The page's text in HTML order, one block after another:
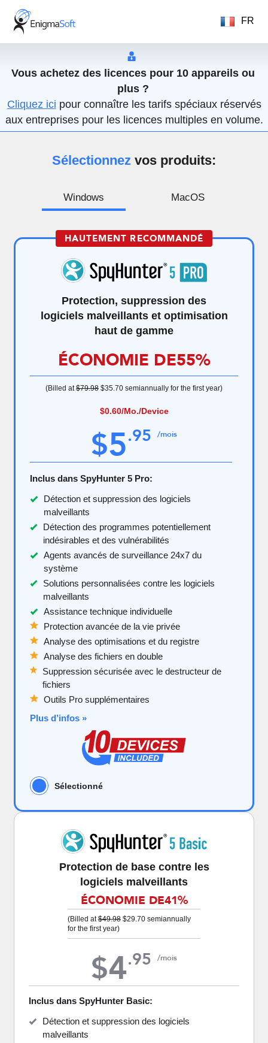
FR
Vous achetez des licences pour 10 appareils ou
plus ?
Cliquez ici pour connaître les tarifs spéciaux réservés
aux entreprises pour les licences multiples en volume.
Sélectionnez vos produits:
Windows MacOS
Protection de base contre les
logiciels malveillants
$4.95 /mois
ÉCONOMIE DE41%
(Billed at$49.98 $29.70semiannually
for the first year)
Inclus dans SpyHunter Basic:
Détection et suppression des logiciels
malveillants
HAUTEMENT RECOMMANDÉ
Protection, suppression des
logiciels malveillants et optimisation
haut de gamme
$5.95 /mois
Inclus dans SpyHunter 5 Pro:
Détection et suppression des logiciels
malveillants
Détection des programmes potentiellement
indésirables et des vulnérabilités
Agents avancés de surveillance 24x7 du
système
Solutions personnalisées contre les logiciels
malveillants
Assistance technique individuelle
Protection avancée de la vie privée
Analyse des optimisations et du registre
Analyse des fichiers en double
Suppression sécurisée avec le destructeur de
fichiers
Outils Pro supplémentaires
Plus d’infos »
ÉCONOMIE DE55%
(Billed at$79.98 $35.70 semiannually for the first year)
$0.60/Mo./Device
Sélectionné